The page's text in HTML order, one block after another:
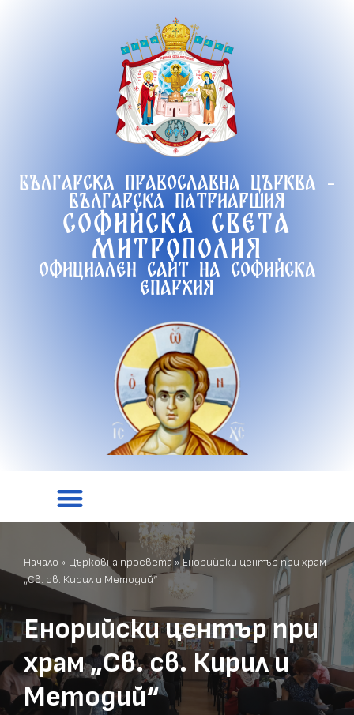
Българска православна църква -
Българска патриаршия
Софийска света
митрополия
Официален сайт на софийска
епархия
Начало » Църковна просвета» Енорийски център при храм
„Св. св. Кирил и Методий“
Енорийски център при
храм „Св. св. Кирил и
Методий“